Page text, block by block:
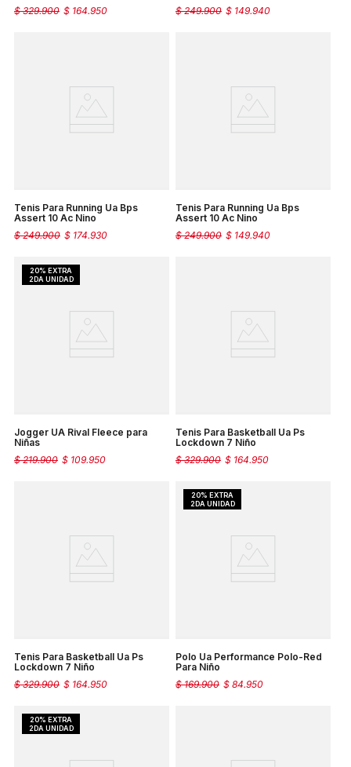
$ 164.950
$ 329.900
$ 149.940
$ 249.900
Tenis Para Running Ua Bps
Assert 10 Ac Nino
$ 174.930
$ 249.900
Tenis Para Running Ua Bps
Assert 10 Ac Nino
$ 149.940
$ 249.900
Jogger UA Rival Fleece para
Niñas
$ 109.950
$ 219.900
Tenis Para Basketball Ua Ps
Lockdown 7 Niño
$ 164.950
$ 329.900
Tenis Para Basketball Ua Ps
Lockdown 7 Niño
$ 164.950
$ 329.900
Polo Ua Performance Polo-Red
Para Niño
$ 84.950
$ 169.900